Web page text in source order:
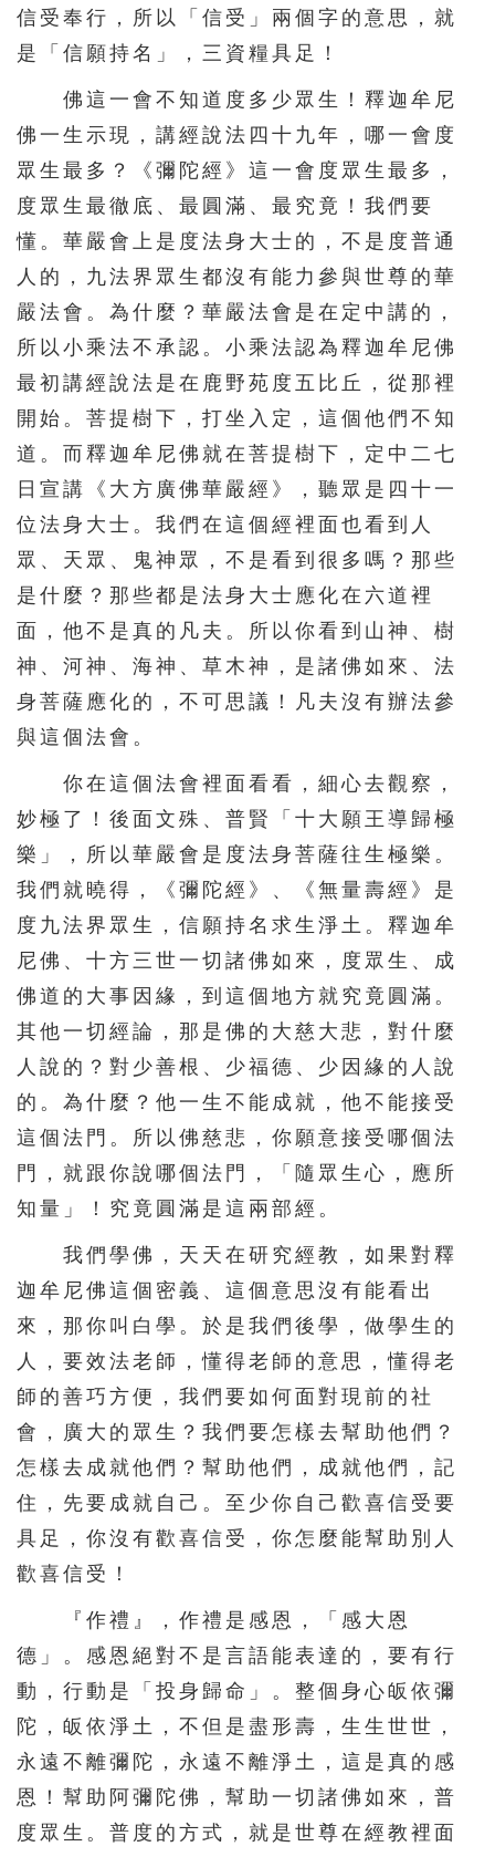
信受奉行，所以「信受」兩個字的意思，就
是「信願持名」，三資糧具足！
佛這一會不知道度多少眾生！釋迦牟尼
佛一生示現，講經說法四十九年，哪一會度
眾生最多？《彌陀經》這一會度眾生最多，
度眾生最徹底、最圓滿、最究竟！我們要
懂。華嚴會上是度法身大士的，不是度普通
人的，九法界眾生都沒有能力參與世尊的華
嚴法會。為什麼？華嚴法會是在定中講的，
所以小乘法不承認。小乘法認為釋迦牟尼佛
最初講經說法是在鹿野苑度五比丘，從那裡
開始。菩提樹下，打坐入定，這個他們不知
道。而釋迦牟尼佛就在菩提樹下，定中二七
日宣講《大方廣佛華嚴經》，聽眾是四十一
位法身大士。我們在這個經裡面也看到人
眾、天眾、鬼神眾，不是看到很多嗎？那些
是什麼？那些都是法身大士應化在六道裡
面，他不是真的凡夫。所以你看到山神、樹
神、河神、海神、草木神，是諸佛如來、法
身菩薩應化的，不可思議！凡夫沒有辦法參
與這個法會。
你在這個法會裡面看看，細心去觀察，
妙極了！後面文殊、普賢「十大願王導歸極
樂」，所以華嚴會是度法身菩薩往生極樂。
我們就曉得，《彌陀經》、《無量壽經》是
度九法界眾生，信願持名求生淨土。釋迦牟
尼佛、十方三世一切諸佛如來，度眾生、成
佛道的大事因緣，到這個地方就究竟圓滿。
其他一切經論，那是佛的大慈大悲，對什麼
人說的？對少善根、少福德、少因緣的人說
的。為什麼？他一生不能成就，他不能接受
這個法門。所以佛慈悲，你願意接受哪個法
門，就跟你說哪個法門，「隨眾生心，應所
知量」！究竟圓滿是這兩部經。
我們學佛，天天在研究經教，如果對釋
迦牟尼佛這個密義、這個意思沒有能看出
來，那你叫白學。於是我們後學，做學生的
人，要效法老師，懂得老師的意思，懂得老
師的善巧方便，我們要如何面對現前的社
會，廣大的眾生？我們要怎樣去幫助他們？
怎樣去成就他們？幫助他們，成就他們，記
住，先要成就自己。至少你自己歡喜信受要
具足，你沒有歡喜信受，你怎麼能幫助別人
歡喜信受！
『作禮』，作禮是感恩，「感大恩
德」。感恩絕對不是言語能表達的，要有行
動，行動是「投身歸命」。整個身心皈依彌
陀，皈依淨土，不但是盡形壽，生生世世，
永遠不離彌陀，永遠不離淨土，這是真的感
恩！幫助阿彌陀佛，幫助一切諸佛如來，普
度眾生。普度的方式，就是世尊在經教裡面